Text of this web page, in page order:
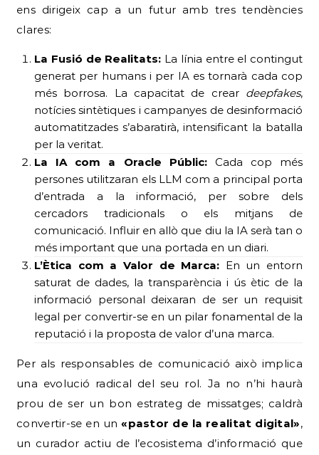
ens dirigeix cap a un futur amb tres tendències
clares:
La Fusió de Realitats: La línia entre el contingut
generat per humans i per IA es tornarà cada cop
més borrosa. La capacitat de crear deepfakes,
notícies sintètiques i campanyes de desinformació
automatitzades s’abaratirà, intensificant la batalla
per la veritat.
La IA com a Oracle Públic:Cada cop més
persones utilitzaran els LLM com a principal porta
d’entrada a la informació, per sobre dels
cercadors tradicionals o els mitjans de
comunicació. Influir en allò que diu la IA serà tan o
més important que una portada en un diari.
L’Ètica com a Valor de Marca: En un entorn
saturat de dades, la transparència i ús ètic de la
informació personal deixaran de ser un requisit
legal per convertir-se en un pilar fonamental de la
reputació i la proposta de valor d’una marca.
Per als responsables de comunicació això implica
una evolució radical del seu rol. Ja no n’hi haurà
prou de ser un bon estrateg de missatges; caldrà
convertir-se en un«pastor de la realitat digital»,
un curador actiu de l’ecosistema d’informació que